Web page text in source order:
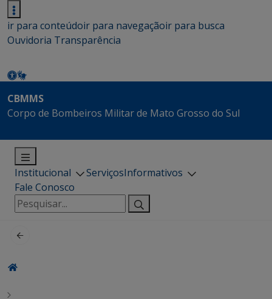
ir para conteúdoir para navegaçãoir para busca
Ouvidoria Transparência
CBMMS
Corpo de Bombeiros Militar de Mato Grosso do Sul
Institucional ServiçosInformativos
Fale Conosco
Pesquisar
por: